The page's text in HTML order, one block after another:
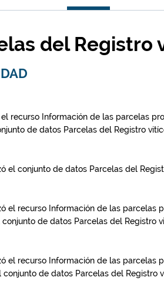
del Registro
recurso Información de las parcelas
de datos Parcelas del Registro
el conjunto de datos Parcelas del
el recurso Información de las parcelas
conjunto de datos Parcelas del Registro
el recurso Información de las parcelas
conjunto de datos Parcelas del Registro